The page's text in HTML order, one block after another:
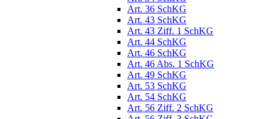
Art. 36 SchKG
Art. 43 SchKG
Art. 43 Ziff. 1 SchKG
Art. 44 SchKG
Art. 46 SchKG
Art. 46 Abs. 1 SchKG
Art. 49 SchKG
Art. 53 SchKG
Art. 54 SchKG
Art. 56 Ziff. 2 SchKG